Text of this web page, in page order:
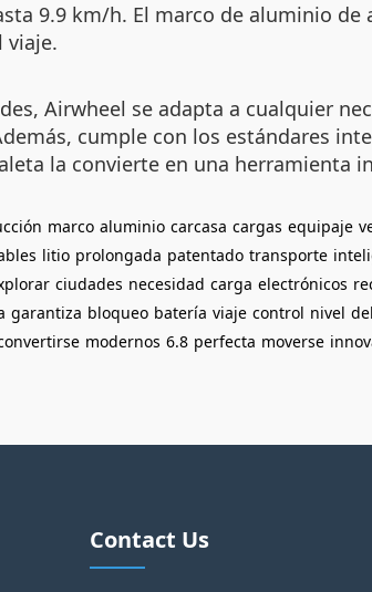
9.9 km/h. El marco de aluminio de
viaje.
Airwheel se adapta a cualquier
cumple con los estándares
la convierte en una herramienta
marco aluminio carcasa cargas equipaje
litio prolongada patentado transporte
ciudades necesidad carga electrónicos
garantiza bloqueo batería viaje control nivel
modernos 6.8 perfecta moverse
Contact Us